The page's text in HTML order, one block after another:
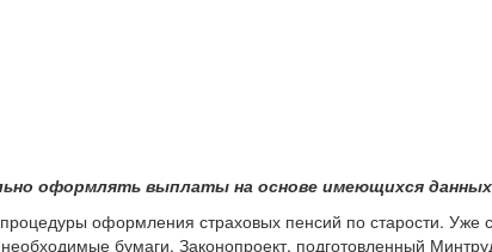
оформлять выплаты на основе имеющихся
оформления страховых пенсий по старости.
необходимые бумаги. Законопроект, подготовленный